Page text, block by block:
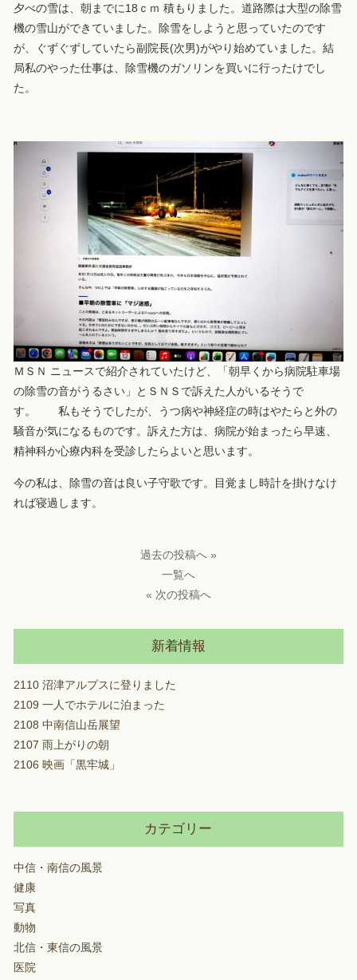
夕べの雪は、朝までに18ｃｍ 積もりました。道路際は大型の除雪
機の雪山ができていました。除雪をしようと思っていたのです
が、ぐずぐずしていたら副院長(次男)がやり始めていました。結
局私のやった仕事は、除雪機のガソリンを買いに行ったけでし
た。
ＭＳＮ ニュースで紹介されていたけど、「朝早くから病院駐車場
の除雪の音がうるさい」とＳＮＳで訴えた人がいるそうで
す。 私もそうでしたが、うつ病や神経症の時はやたらと外の
騒音が気になるものです。訴えた方は、病院が始まったら早速、
精神科か心療内科を受診したらよいと思います。
今の私は、除雪の音は良い子守歌です。目覚まし時計を掛けなけ
れば寝過します。
過去の投稿へ »
一覧へ
« 次の投稿へ
新着情報
2110 沼津アルプスに登りました
2109 一人でホテルに泊まった
2108 中南信山岳展望
2107 雨上がりの朝
2106 映画「黒牢城」
カテゴリー
中信・南信の風景
健康
写真
動物
北信・東信の風景
医院